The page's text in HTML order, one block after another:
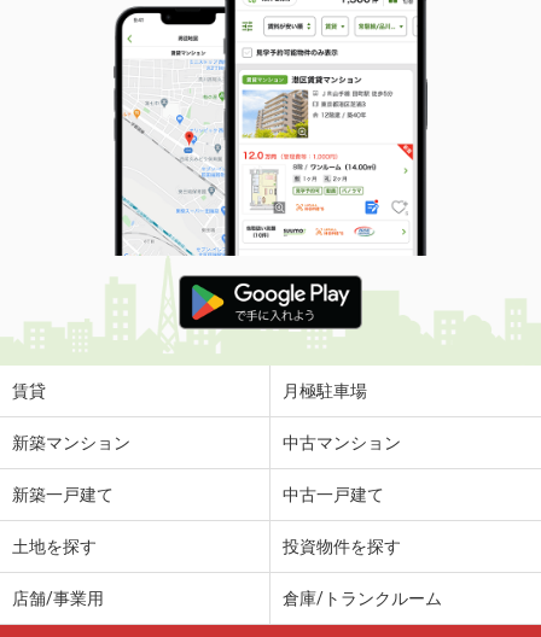
賃貸 月極駐車場
新築マンション 中古マンション
新築一戸建て 中古一戸建て
土地を探す 投資物件を探す
店舗/事業用 倉庫/トランクルーム